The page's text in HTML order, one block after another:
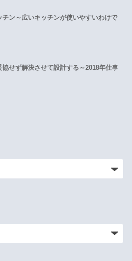
チン～広いキッチンが使いやすいわけで
協せず解決させて設計する～2018年仕事